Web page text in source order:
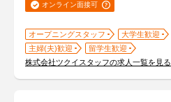
オンライン面接可
オープニングスタッフ 大学生歓迎
主婦(夫)歓迎
留学生歓迎
株式会社ツクイスタッフの求人一覧を見る